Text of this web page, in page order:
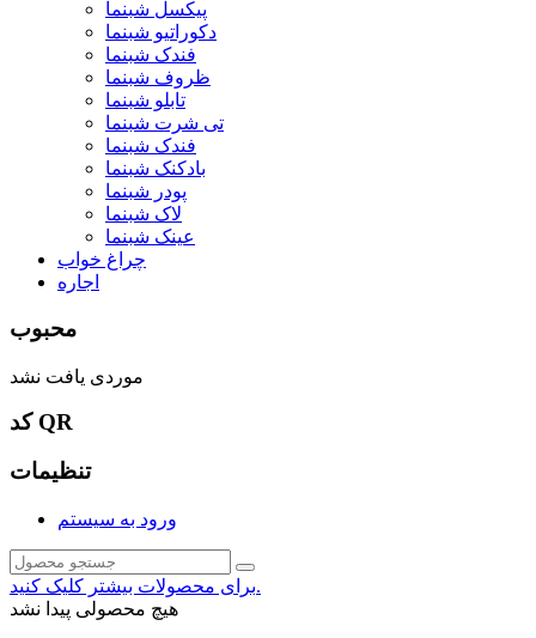
پیکسل شبنما
دکوراتیو شبنما
فندک شبنما
ظروف شبنما
تابلو شبنما
تی شرت شبنما
فندک شبنما
بادکنک شبنما
پودر شبنما
لاک شبنما
عینک شبنما
چراغ خواب
اجاره
محبوب
موردی یافت نشد
کد QR
تنظیمات
ورود به سیستم
برای محصولات بیشتر کلیک کنید.
هیچ محصولی پیدا نشد